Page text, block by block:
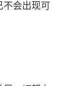
不会出现可